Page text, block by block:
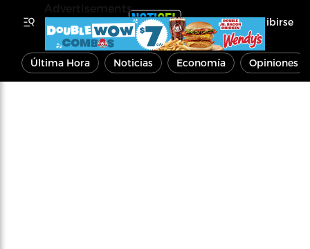
Inscribirse
Última Hora Noticias Economía Opiniones
Advertisements